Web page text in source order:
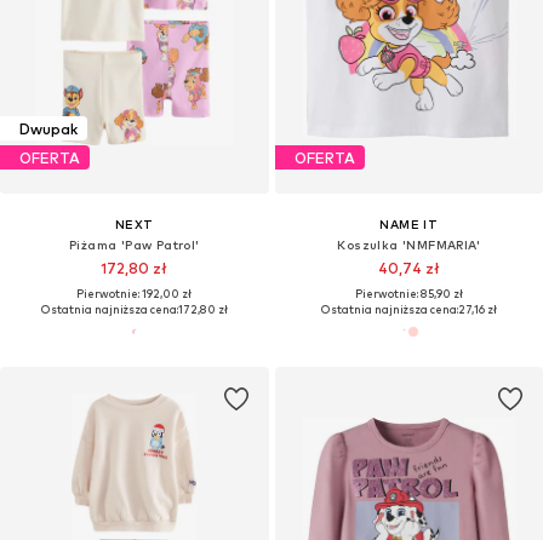
Dwupak
OFERTA
NEXT
Piżama 'Paw Patrol'
172,80 zł
Pierwotnie: 192,00 zł
Ostatnia najniższa cena:172,80 zł
OFERTA
NAME IT
Koszulka 'NMFMARIA'
40,74 zł
Pierwotnie: 85,90 zł
Ostatnia najniższa cena:27,16 zł